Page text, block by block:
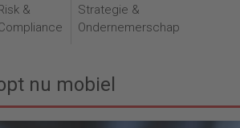
&
Strategie &
Ondernemerschap
nu mobiel